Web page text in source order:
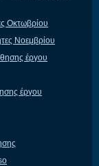
Οκτωβρίου
Νοεμβρίου
έργου
έργου